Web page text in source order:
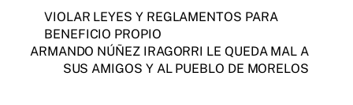
VIOLAR LEYES Y REGLAMENTOS PARA
BENEFICIO PROPIO
ARMANDO NÚÑEZ IRAGORRI LE QUEDA MAL A
SUS AMIGOS Y AL PUEBLO DE MORELOS